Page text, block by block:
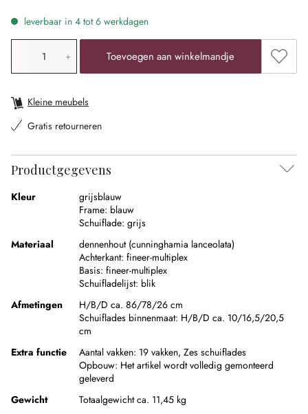
leverbaar in 4 tot 6 werkdagen
Producthoeveelheid: voer de gewenste waarde in of
Toevoegen aan winkelmandje
Kleine meubels
Gratis retourneren
Productgegevens
Kleur
grijsblauw
Frame: blauw
Schuiflade: grijs
Materiaal
dennenhout (cunninghamia lanceolata)
Achterkant: fineer-multiplex
Basis: fineer-multiplex
Schuifladelijst: blik
Afmetingen
H/B/D ca. 86/78/26 cm
Schuiflades binnenmaat: H/B/D ca. 10/16,5/20,5
cm
Extra functie
Aantal vakken: 19 vakken, Zes schuiflades
Opbouw: Het artikel wordt volledig gemonteerd
geleverd
Gewicht
Totaalgewicht ca. 11,45 kg